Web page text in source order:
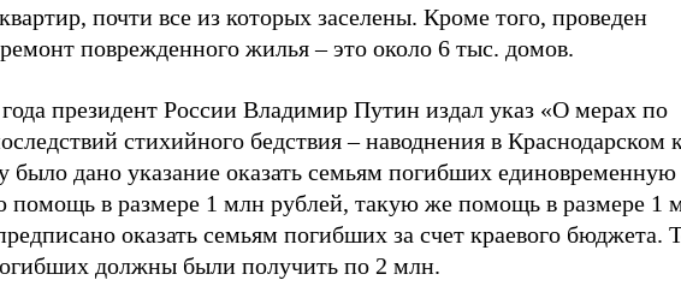
почти все из которых заселены. Кроме того, проведен
поврежденного жилья – это около 6 тыс. домов.
президент России Владимир Путин издал указ «О мерах по
стихийного бедствия – наводнения в Краснодарском
было дано указание оказать семьям погибших единовременную
помощь в размере 1 млн рублей, такую же помощь в размере 1
оказать семьям погибших за счет краевого бюджета.
должны были получить по 2 млн.